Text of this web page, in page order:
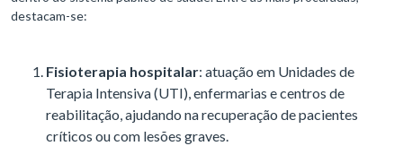
destacam-se:
Fisioterapia hospitalar: atuação em Unidades de
Terapia Intensiva (UTI), enfermarias e centros de
reabilitação, ajudando na recuperação de pacientes
críticos ou com lesões graves.